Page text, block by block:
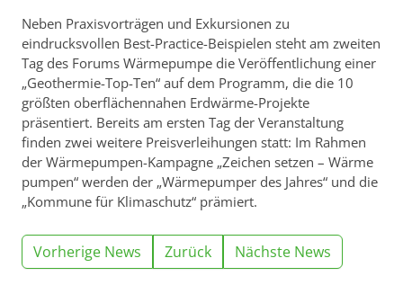
Neben Praxisvorträgen und Exkursionen zu
eindrucksvollen Best-Practice-Beispielen steht am zweiten
Tag des Forums Wärmepumpe die Veröffentlichung einer
„Geothermie-Top-Ten“ auf dem Programm, die die 10
größten oberflächennahen Erdwärme-Projekte
präsentiert. Bereits am ersten Tag der Veranstaltung
finden zwei weitere Preisverleihungen statt: Im Rahmen
der Wärmepumpen-Kampagne „Zeichen setzen – Wärme
pumpen“ werden der „Wärmepumper des Jahres“ und die
„Kommune für Klimaschutz“ prämiert.
Vorherige News Zurück Nächste News